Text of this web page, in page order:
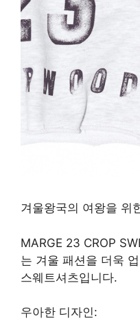
겨울왕국의 여왕을 위
MARGE 23 CROP
는 겨울 패션을 더욱
스웨트셔츠입니다.
우아한 디자인: